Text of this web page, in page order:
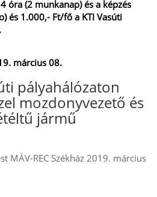
óra (2 munkanap) és a képzés
és 1.000,- Ft/fő a KTI Vasúti
március 08.
pályahálózaton
mozdonyvezető és
jármű
MÁV-REC Székház 2019. március